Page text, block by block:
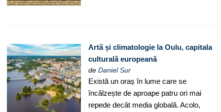
Artă și climatologie la Oulu, capitala
culturală europeană
deDaniel Sur
Există un oraș în lume care se
încălzește de aproape patru ori mai
repede decât media globală. Acolo,